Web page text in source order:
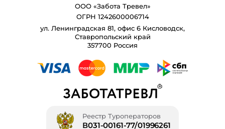
ООО «Забота Тревел»
ОГРН 1242600006714
ул. Ленинградская 81, офис 6 Кисловодск,
Ставропольский край
357700 Россия
Реестр Туроператоров
В031-00161-77/01996261